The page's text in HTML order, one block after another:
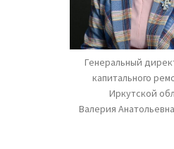
Генеральный
капитального
Иркутской
Валерия